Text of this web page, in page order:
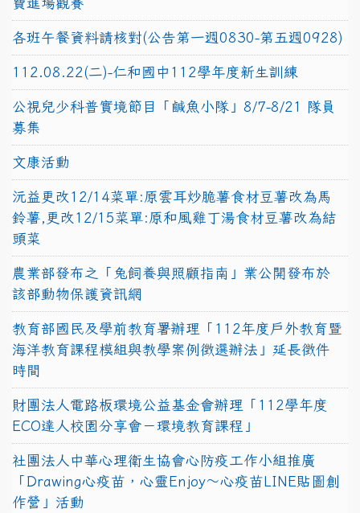
各班午餐資料請核對(公告第一週0830-第五週0928)
112.08.22(二)-仁和國中112學年度新生訓練
公視兒少科普實境節目「鹹魚小隊」8/7-8/21 隊員
募集
文康活動
沅益更改12/14菜單:原雲耳炒脆薯食材豆薯改為馬
鈴薯,更改12/15菜單:原和風雞丁湯食材豆薯改為結
頭菜
農業部發布之「兔飼養與照顧指南」業公開發布於
該部動物保護資訊網
教育部國民及學前教育署辦理「112年度戶外教育暨
海洋教育課程模組與教學案例徵選辦法」延長徵件
時間
財團法人電路板環境公益基金會辦理「112學年度
ECO達人校園分享會－環境教育課程」
社團法人中華心理衛生協會心防疫工作小組推廣
「Drawing心疫苗，心靈Enjoy〜心疫苗LINE貼圖創
作營」活動